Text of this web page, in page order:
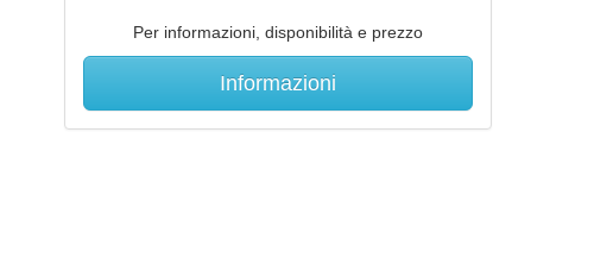
Per informazioni, disponibilità e prezzo
Informazioni